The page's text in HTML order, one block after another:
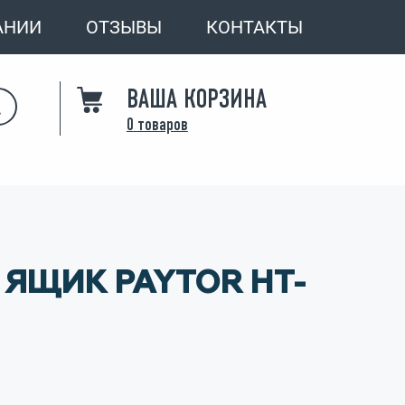
ОТЗЫВЫ КОНТАКТЫ
ВАША КОРЗИНА
0 товаров
PAYTOR HT-